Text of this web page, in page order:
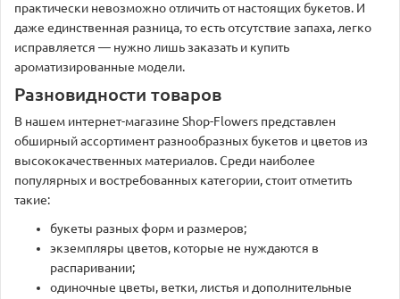
практически невозможно отличить от настоящих букетов. И
даже единственная разница, то есть отсутствие запаха, легко
исправляется — нужно лишь заказать и купить
ароматизированные модели.
Разновидности товаров
В нашем интернет-магазине Shop-Flowers представлен
обширный ассортимент разнообразных букетов и цветов из
высококачественных материалов. Среди наиболее
популярных и востребованных категории, стоит отметить
такие:
букеты разных форм и размеров;
экземпляры цветов, которые не нуждаются в
распаривании;
одиночные цветы, ветки, листья и дополнительные